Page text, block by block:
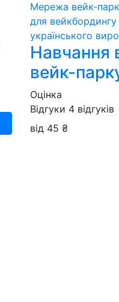
Мережа вейк-
для
українського
Навчання
вейк-
Оцінка
Відгуки 4 відгуків
від 45 ₴